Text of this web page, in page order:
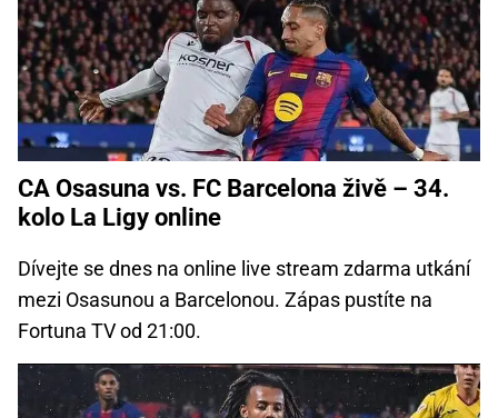
CA Osasuna vs. FC Barcelona živě – 34.
kolo La Ligy online
Dívejte se dnes na online live stream zdarma utkání
mezi Osasunou a Barcelonou. Zápas pustíte na
Fortuna TV od 21:00.